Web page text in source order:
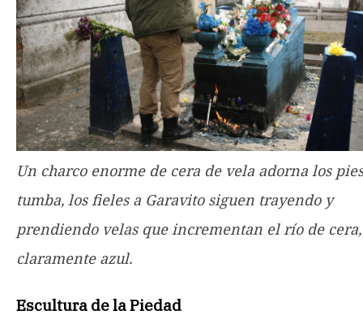
Un charco enorme de cera de vela adorna los
tumba, los fieles a Garavito siguen trayendo y
prendiendo velas que incrementan el río de cera,
claramente azul.
Escultura de la Piedad